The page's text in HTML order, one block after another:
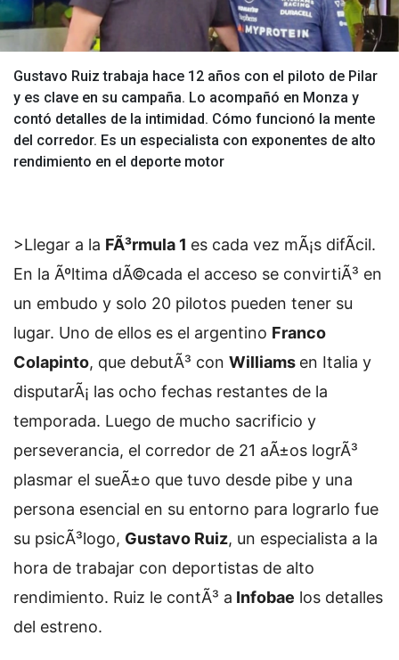
Gustavo Ruiz trabaja hace 12 años con el piloto de Pilar
y es clave en su campaña. Lo acompañó en Monza y
contó detalles de la intimidad. Cómo funcionó la mente
del corredor. Es un especialista con exponentes de alto
rendimiento en el deporte motor
>Llegar a la FÃ³rmula 1 es cada vez mÃ¡s difÃ­cil.
En la Ãºltima dÃ©cada el acceso se convirtiÃ³ en
un embudo y solo 20 pilotos pueden tener su
lugar. Uno de ellos es el argentino Franco
Colapinto, que debutÃ³ con Williams en Italia y
disputarÃ¡ las ocho fechas restantes de la
temporada. Luego de mucho sacrificio y
perseverancia, el corredor de 21 aÃ±os logrÃ³
plasmar el sueÃ±o que tuvo desde pibe y una
persona esencial en su entorno para lograrlo fue
su psicÃ³logo, Gustavo Ruiz, un especialista a la
hora de trabajar con deportistas de alto
rendimiento. Ruiz le contÃ³ a Infobae los detalles
del estreno.